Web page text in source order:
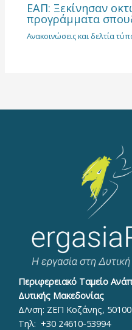
ΕΑΠ: Ξεκίνησαν
προγράμματα
Ανακοινώσεις και δελτία
Περιφερειακό Ταμείο
Δυτικής Μακεδονίας
Δ/νση: ΖΕΠ Κοζάνης, 50100
Τηλ: +30 24610-53994